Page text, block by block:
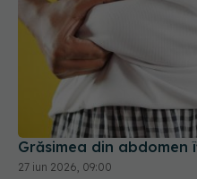
Grăsimea din
27 iun 2026, 09:00